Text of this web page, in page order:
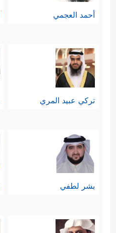
أحمد العجمي
تركي عبيد المري
بشر لطفي